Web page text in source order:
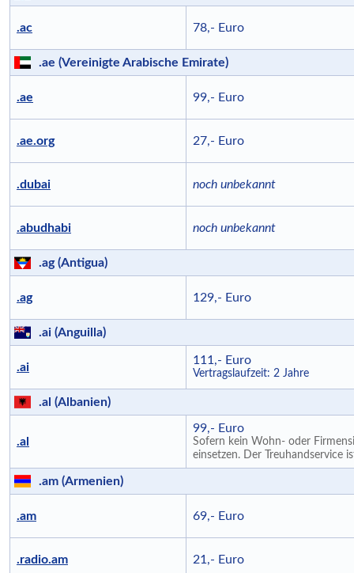
.ac 78,- Euro
.ae (Vereinigte Arabische Emirate)
.ae 99,- Euro
.ae.org 27,- Euro
.dubai noch unbekannt
.abudhabi noch unbekannt
.ag (Antigua)
.ag 129,- Euro
.ai (Anguilla)
.ai
111,- Euro
Vertragslaufzeit: 2 Jahre
.al (Albanien)
.al
99,- Euro
Sofern kein Wohn- oder
einsetzen. Der Treuhandservice
.am (Armenien)
.am 69,- Euro
.radio.am 21,- Euro